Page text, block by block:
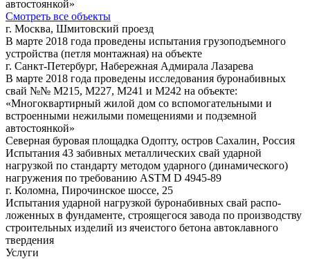
автостоянкой»
Смотреть все объекты
г. Москва, Шмитовский проезд
В марте 2018 года проведены испытания грузоподъемного
устройства (петля монтажная) на объекте
г. Санкт-Петербург, Набережная Адмирала Лазарева
В марте 2018 года проведены исследования буронабивных
свай №№ М215, М227, М241 и М242 на объекте:
«Многоквартирный жилой дом со вспомогательными и
встроенными нежилыми помещениями и подземной
автостоянкой»
Северная буровая площадка Одопту, остров Сахалин, Россия
Испытания 43 забивных металлических свай ударной
нагрузкой по стандарту методом ударного (динамического)
нагружения по требованию ASTM D 4945-89
г. Коломна, Пирочинское шоссе, 25
Испытания ударной нагрузкой буронабивных свай распо­
ложенных в фундаменте, строящегося завода по производству
строительных изделий из ячеистого бетона автоклавного
твердения
Услуги